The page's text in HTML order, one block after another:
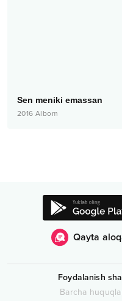
Sen meniki emassan
2016 Albom
Qayta
Foydalanish
Barcha